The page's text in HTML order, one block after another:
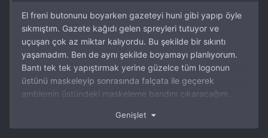
El freni butonunu boyarken gazeteyi huni gibi yapıp öyle
sıkmıştım. Gazete kağıdı gelen spreyleri tutuyor ve
uçuşan çok az miktar kalıyordu. Bu şekilde bir sıkıntı
yaşamadım. Ben de aynı şekilde boyamayı planlıyorum.
Bantı tek tek yapıştırmak yerine güzelce tüm logonun
üstünü maskeleyip sonrasında falçata ile geçerek
amblemin üstündeki maskeleme bandını çıkaracağım.
Genişlet